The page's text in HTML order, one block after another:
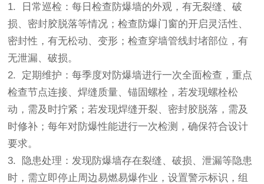
1. 日常巡检：每日检查防爆墙的外观，有无裂缝、破
损、密封胶脱落等情况；检查防爆门窗的开启灵活性、
密封性，有无松动、变形；检查穿墙管线封堵部位，有
无泄漏、破损。
2. 定期维护：每季度对防爆墙进行一次全面检查，重点
检查节点连接、焊缝质量、锚固螺栓，若发现螺栓松
动，需及时拧紧；若发现焊缝开裂、密封胶脱落，需及
时修补；每年对防爆性能进行一次检测，确保符合设计
要求。
3. 隐患处理：发现防爆墙存在裂缝、破损、泄漏等隐患
时，需立即停止周边易燃易爆作业，设置警示标识，组